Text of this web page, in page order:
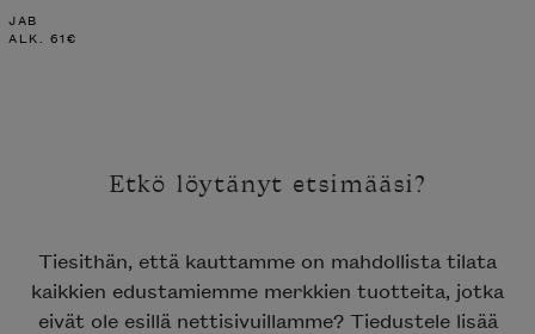
JAB
ALK. 61€
Etkö löytänyt etsimääsi?
Tiesithän, että kauttamme on mahdollista tilata
kaikkien edustamiemme merkkien tuotteita, jotka
eivät ole esillä nettisivuillamme? Tiedustele lisää